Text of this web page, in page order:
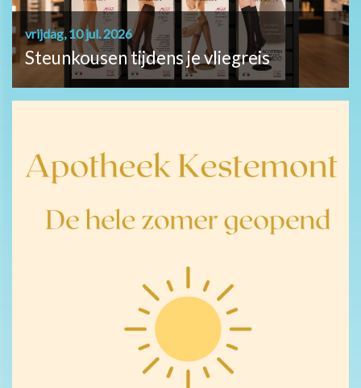
vrijdag, 10 jul. 2026
Steunkousen tijdens je vliegreis